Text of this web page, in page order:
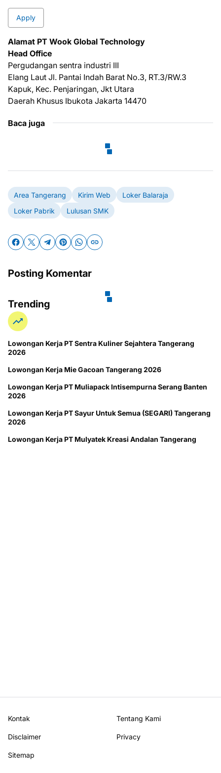
Apply
Alamat PT Wook Global Technology
Head Office
Pergudangan sentra industri III
Elang Laut Jl. Pantai Indah Barat No.3, RT.3/RW.3
Kapuk, Kec. Penjaringan, Jkt Utara
Daerah Khusus Ibukota Jakarta 14470
Baca juga
Area Tangerang Kirim Web
Loker Balaraja
Loker Pabrik
Lulusan SMK
Posting Komentar
Trending
Lowongan Kerja PT Sentra Kuliner Sejahtera Tangerang
2026
Lowongan Kerja Mie Gacoan Tangerang 2026
Lowongan Kerja PT Muliapack Intisempurna Serang Banten
2026
Lowongan Kerja PT Sayur Untuk Semua (SEGARI) Tangerang
2026
Lowongan Kerja PT Mulyatek Kreasi Andalan Tangerang
Kontak Tentang Kami
Disclaimer Privacy
Sitemap